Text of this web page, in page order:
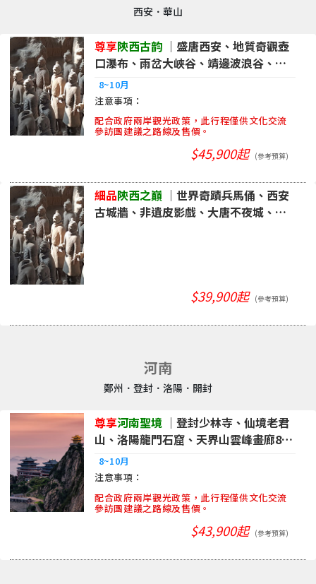
西安．華山
尊享陝西古韵 ｜盛唐西安、地質奇觀壺
口瀑布、雨岔大峽谷、靖邊波浪谷、雲
丘山冰洞8日｜品冠
8~10月
配合政府兩岸觀光政策，此行程僅供文化交流
參訪團建議之路線及售價。
$45,900起 (參考預算)
細品陝西之巔 ｜世界奇蹟兵馬俑、西安
古城牆、非遺皮影戲、大唐不夜城、華
$39,900起 (參考預算)
河南
鄭州．登封．洛陽．開封
尊享河南聖境 ｜登封少林寺、仙境老君
山、洛陽龍門石窟、天界山雲峰畫廊8
日|品冠
8~10月
配合政府兩岸觀光政策，此行程僅供文化交流
參訪團建議之路線及售價。
$43,900起 (參考預算)